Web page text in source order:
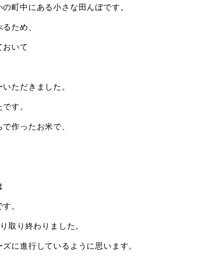
町中にある小さな田んぼです。
ため、
おいて
ただきました。
す。
作ったお米で、
。
取り終わりました。
に進行しているように思います。